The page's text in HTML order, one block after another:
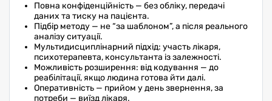
Повна конфіденційність — без обліку, передачі
даних та тиску на пацієнта.
Підбір методу — не “за шаблоном”, а після реального
аналізу ситуації.
Мультидисциплінарний підхід: участь лікаря,
психотерапевта, консультанта із залежності.
Можливість розширення: від кодування — до
реабілітації, якщо людина готова йти далі.
Оперативність — прийом у день звернення, за
потреби — виїзд лікаря.